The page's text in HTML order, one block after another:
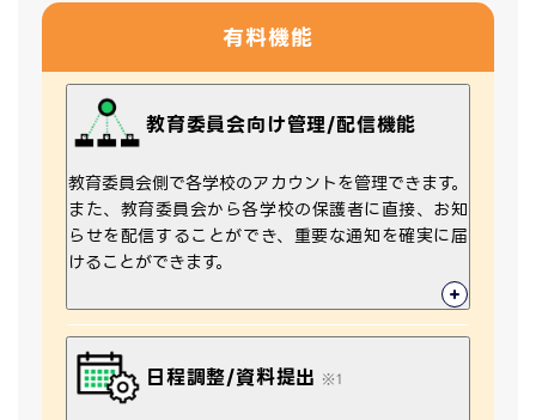
有料機能
教育委員会向け管理/配信機能
教育委員会側で各学校のアカウントを管理できます。
また、教育委員会から各学校の保護者に直接、お知
らせを配信することができ、重要な通知を確実に届
けることができます。
日程調整/資料提出 ※1